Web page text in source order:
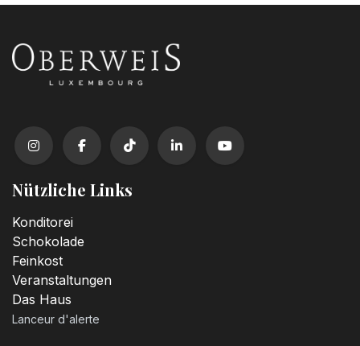
Nützliche Links
Konditorei
Schokolade
Feinkost
Veranstaltungen
Das Haus
Lanceur d'alerte